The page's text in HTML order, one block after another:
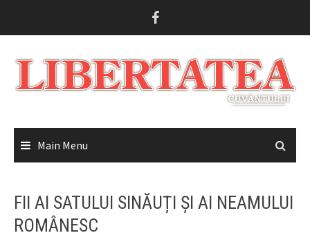
Main Menu
FII AI SATULUI SINĂUȚI ȘI AI NEAMULUI
ROMÂNESC